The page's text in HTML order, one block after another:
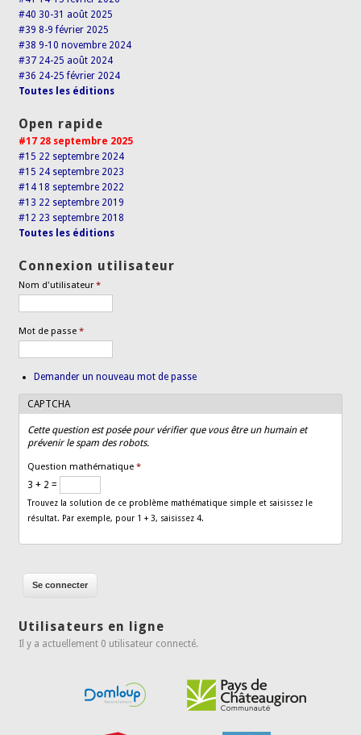
#40 30-31 août 2025
#39 8-9 février 2025
#38 9-10 novembre 2024
#37 24-25 août 2024
#36 24-25 février 2024
Toutes les éditions
Open rapide
#17 28 septembre 2025
#15 22 septembre 2024
#15 24 septembre 2023
#14 18 septembre 2022
#13 22 septembre 2019
#12 23 septembre 2018
Toutes les éditions
Connexion utilisateur
Nom d'utilisateur*
Mot de passe*
Demander un nouveau mot de passe
CAPTCHA
Cette question est posée pour vérifier que vous être un humain et
prévenir le spam des robots.
Question mathématique*
3 + 2 =
Trouvez la solution de ce problème mathématique simple et saisissez le
résultat. Par exemple, pour 1 + 3, saisissez 4.
Utilisateurs en ligne
Il y a actuellement 0 utilisateur connecté.